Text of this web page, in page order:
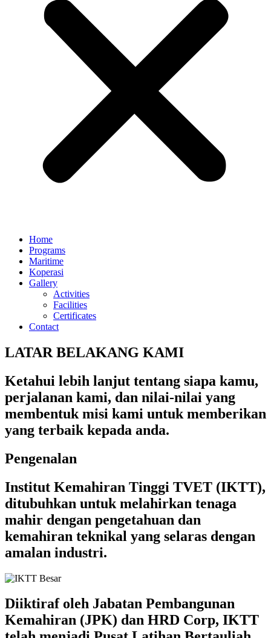
Home
Programs
Maritime
Koperasi
Gallery
Activities
Facilities
Certificates
Contact
LATAR BELAKANG KAMI
Ketahui lebih lanjut tentang siapa kamu,
perjalanan kami, dan nilai-nilai yang
membentuk misi kami untuk memberikan
yang terbaik kepada anda.
Pengenalan
Institut Kemahiran Tinggi TVET (IKTT),
ditubuhkan untuk melahirkan tenaga
mahir dengan pengetahuan dan
kemahiran teknikal yang selaras dengan
amalan industri.
Diiktiraf oleh Jabatan Pembangunan
Kemahiran (JPK) dan HRD Corp, IKTT